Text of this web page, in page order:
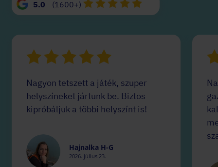
5.0 (1600+)
Nagyon tetszett a játék, szuper
helyszíneket jártunk be. Biztos
kipróbáljuk a többi helyszínt is!
Hajnalka H-G
2026. július 23.